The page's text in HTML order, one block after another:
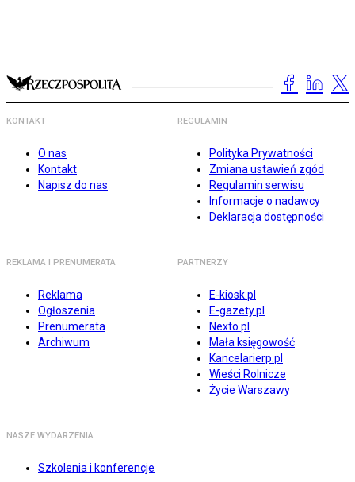
KONTAKT
O nas
Kontakt
Napisz do nas
REGULAMIN
Polityka Prywatności
Zmiana ustawień zgód
Regulamin serwisu
Informacje o nadawcy
Deklaracja dostępności
REKLAMA I PRENUMERATA
Reklama
Ogłoszenia
Prenumerata
Archiwum
PARTNERZY
E-kiosk.pl
E-gazety.pl
Nexto.pl
Mała księgowość
Kancelarierp.pl
Wieści Rolnicze
Życie Warszawy
NASZE WYDARZENIA
Szkolenia i konferencje